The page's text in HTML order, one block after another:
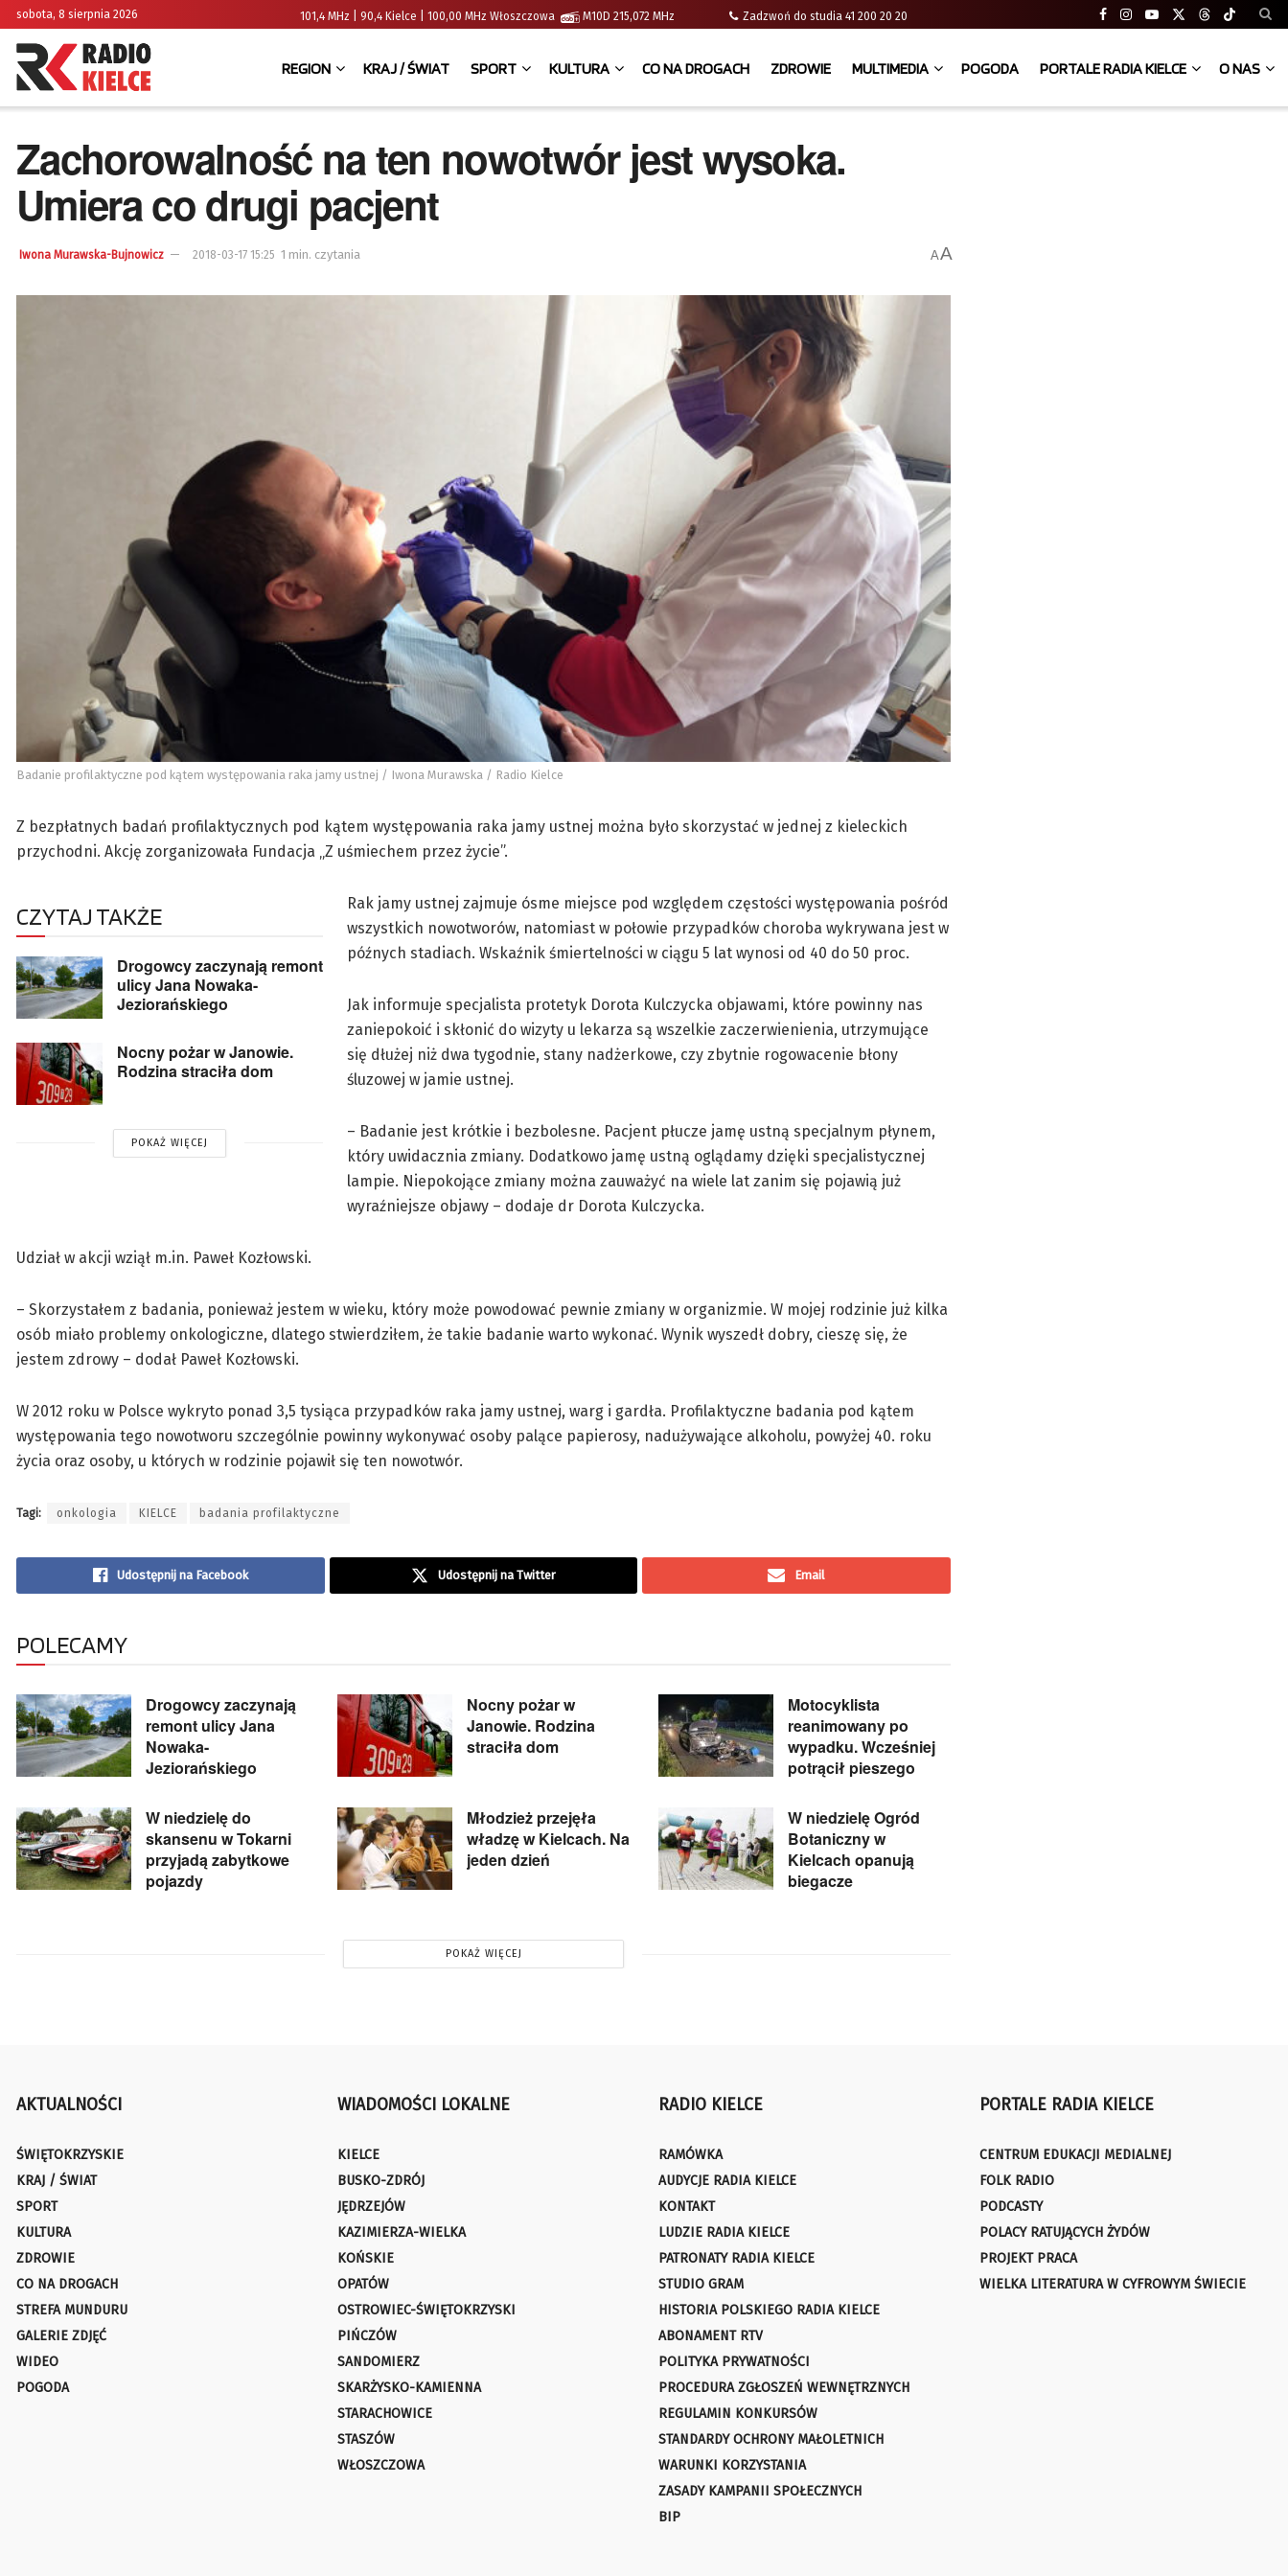
sobota, 8 sierpnia 2026 101,4 MHz | 90,4 Kielce | 100,00 MHz Włoszczowa M10D 215,072 MHz Zadzwoń do studia 41 200 20 20
REGION KRAJ / ŚWIAT SPORT KULTURA CO NA DROGACH ZDROWIE MULTIMEDIA POGODA PORTALE RADIA KIELCE O NAS
Zachorowalność na ten nowotwór jest wysoka.
Umiera co drugi pacjent
Iwona Murawska-Bujnowicz 2018-03-17 15:25 1 min. czytania AA
Badanie profilaktyczne pod kątem występowania raka jamy ustnej / Iwona Murawska / Radio Kielce
Z bezpłatnych badań profilaktycznych pod kątem występowania raka jamy ustnej można było skorzystać w jednej z kieleckich
przychodni. Akcję zorganizowała Fundacja „Z uśmiechem przez życie”.
CZYTAJ TAKŻE
Drogowcy zaczynają remont
ulicy Jana Nowaka-
Jeziorańskiego
Nocny pożar w Janowie.
Rodzina straciła dom
POKAŻ WIĘCEJ
Rak jamy ustnej zajmuje ósme miejsce pod względem częstości występowania pośród
wszystkich nowotworów, natomiast w połowie przypadków choroba wykrywana jest w
późnych stadiach. Wskaźnik śmiertelności w ciągu 5 lat wynosi od 40 do 50 proc.
Jak informuje specjalista protetyk Dorota Kulczycka objawami, które powinny nas
zaniepokoić i skłonić do wizyty u lekarza są wszelkie zaczerwienienia, utrzymujące
się dłużej niż dwa tygodnie, stany nadżerkowe, czy zbytnie rogowacenie błony
śluzowej w jamie ustnej.
– Badanie jest krótkie i bezbolesne. Pacjent płucze jamę ustną specjalnym płynem,
który uwidacznia zmiany. Dodatkowo jamę ustną oglądamy dzięki specjalistycznej
lampie. Niepokojące zmiany można zauważyć na wiele lat zanim się pojawią już
wyraźniejsze objawy – dodaje dr Dorota Kulczycka.
Udział w akcji wziął m.in. Paweł Kozłowski.
– Skorzystałem z badania, ponieważ jestem w wieku, który może powodować pewnie zmiany w organizmie. W mojej rodzinie już kilka
osób miało problemy onkologiczne, dlatego stwierdziłem, że takie badanie warto wykonać. Wynik wyszedł dobry, cieszę się, że
jestem zdrowy – dodał Paweł Kozłowski.
W 2012 roku w Polsce wykryto ponad 3,5 tysiąca przypadków raka jamy ustnej, warg i gardła. Profilaktyczne badania pod kątem
występowania tego nowotworu szczególnie powinny wykonywać osoby palące papierosy, nadużywające alkoholu, powyżej 40. roku
życia oraz osoby, u których w rodzinie pojawił się ten nowotwór.
Tagi: onkologia KIELCE badania profilaktyczne
Udostępnij na Facebook Udostępnij na Twitter Email
POLECAMY
Drogowcy zaczynają
remont ulicy Jana
Nowaka-
Jeziorańskiego
Nocny pożar w
Janowie. Rodzina
straciła dom
Motocyklista
reanimowany po
wypadku. Wcześniej
potrącił pieszego
W niedzielę do
skansenu w Tokarni
przyjadą zabytkowe
pojazdy
Młodzież przejęła
władzę w Kielcach. Na
jeden dzień
W niedzielę Ogród
Botaniczny w
Kielcach opanują
biegacze
POKAŻ WIĘCEJ
AKTUALNOŚCI
ŚWIĘTOKRZYSKIE
KRAJ / ŚWIAT
SPORT
KULTURA
ZDROWIE
CO NA DROGACH
STREFA MUNDURU
GALERIE ZDJĘĆ
WIDEO
POGODA
WIADOMOŚCI LOKALNE
KIELCE
BUSKO-ZDRÓJ
JĘDRZEJÓW
KAZIMIERZA-WIELKA
KOŃSKIE
OPATÓW
OSTROWIEC-ŚWIĘTOKRZYSKI
PIŃCZÓW
SANDOMIERZ
SKARŻYSKO-KAMIENNA
STARACHOWICE
STASZÓW
WŁOSZCZOWA
RADIO KIELCE
RAMÓWKA
AUDYCJE RADIA KIELCE
KONTAKT
LUDZIE RADIA KIELCE
PATRONATY RADIA KIELCE
STUDIO GRAM
HISTORIA POLSKIEGO RADIA KIELCE
ABONAMENT RTV
POLITYKA PRYWATNOŚCI
PROCEDURA ZGŁOSZEŃ WEWNĘTRZNYCH
REGULAMIN KONKURSÓW
STANDARDY OCHRONY MAŁOLETNICH
WARUNKI KORZYSTANIA
ZASADY KAMPANII SPOŁECZNYCH
BIP
PORTALE RADIA KIELCE
CENTRUM EDUKACJI MEDIALNEJ
FOLK RADIO
PODCASTY
POLACY RATUJĄCYCH ŻYDÓW
PROJEKT PRACA
WIELKA LITERATURA W CYFROWYM ŚWIECIE